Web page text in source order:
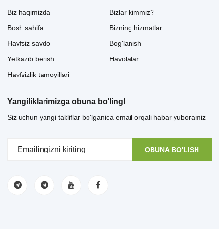
Biz haqimizda
Bosh sahifa
Havfsiz savdo
Yetkazib berish
Havfsizlik tamoyillari
Bizlar kimmiz?
Bizning hizmatlar
Bog'lanish
Havolalar
Yangiliklarimizga obuna bo'ling!
Siz uchun yangi takliflar bo'lganida email orqali habar yuboramiz
OBUNA BO'LISH